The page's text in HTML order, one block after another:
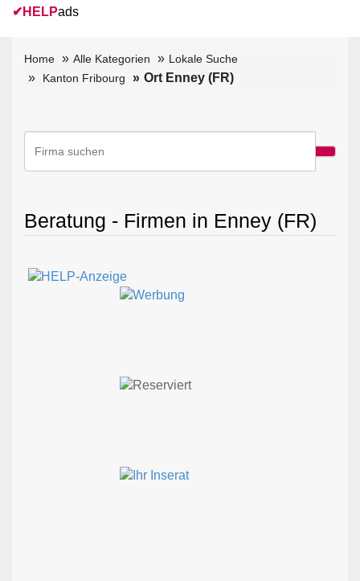
✔ HELPads
Home Alle Kategorien
Lokale Suche
Kanton Fribourg
Ort Enney (FR)
Beratung - Firmen in Enney (FR)